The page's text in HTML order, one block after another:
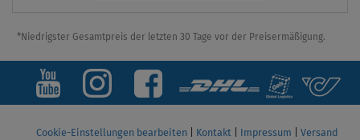
*Niedrigster Gesamtpreis der letzten 30 Tage vor der Preisermäßigung.
Cookie-Einstellungen bearbeiten Kontakt Impressum
Versand